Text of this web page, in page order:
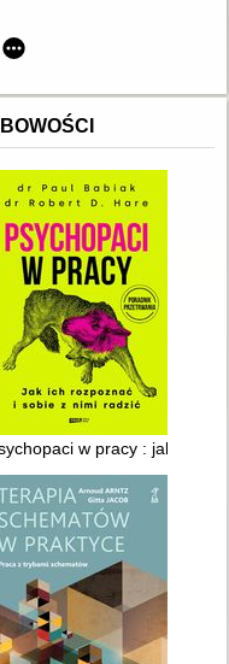
i rozwój
sumienia kontra reszta
w pracy : jak ich